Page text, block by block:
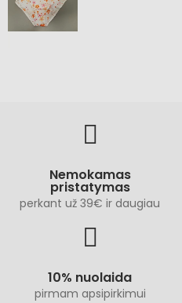
Nemokamas
pristatymas
perkant už 39€ ir daugiau
10% nuolaida
pirmam apsipirkimui